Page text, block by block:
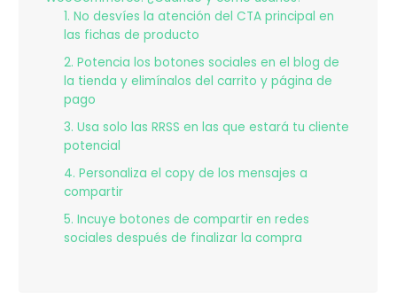
1. No desvíes la atención del CTA principal en
las fichas de producto
2. Potencia los botones sociales en el blog de
la tienda y elimínalos del carrito y página de
pago
3. Usa solo las RRSS en las que estará tu cliente
potencial
4. Personaliza el copy de los mensajes a
compartir
5. Incuye botones de compartir en redes
sociales después de finalizar la compra